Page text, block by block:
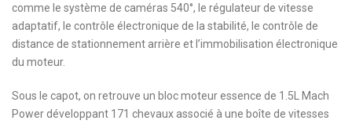
comme le système de caméras 540°, le régulateur de vitesse
adaptatif, le contrôle électronique de la stabilité, le contrôle de
distance de stationnement arrière et l’immobilisation électronique
du moteur.
Sous le capot, on retrouve un bloc moteur essence de 1.5L Mach
Power développant 171 chevaux associé à une boîte de vitesses